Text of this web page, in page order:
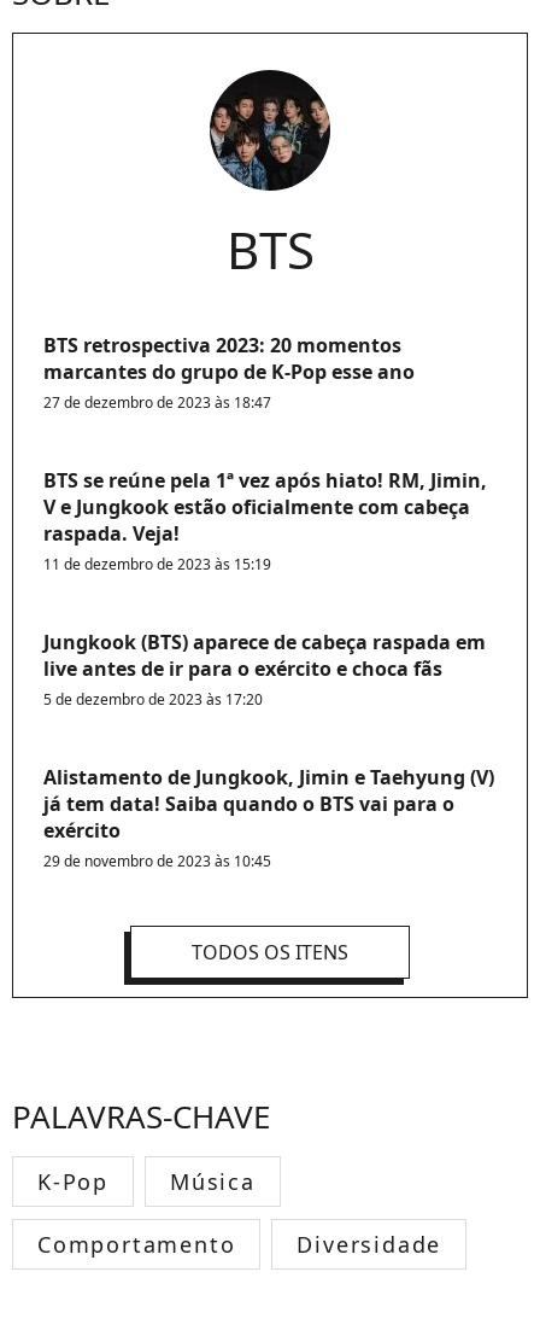
BTS
BTS retrospectiva 2023: 20 momentos
marcantes do grupo de K-Pop esse ano
27 de dezembro de 2023 às 18:47
BTS se reúne pela 1ª vez após hiato! RM, Jimin,
V e Jungkook estão oficialmente com cabeça
raspada. Veja!
11 de dezembro de 2023 às 15:19
Jungkook (BTS) aparece de cabeça raspada em
live antes de ir para o exército e choca fãs
5 de dezembro de 2023 às 17:20
Alistamento de Jungkook, Jimin e Taehyung (V)
já tem data! Saiba quando o BTS vai para o
exército
29 de novembro de 2023 às 10:45
TODOS OS ITENS
PALAVRAS-CHAVE
K-Pop Música
Comportamento Diversidade